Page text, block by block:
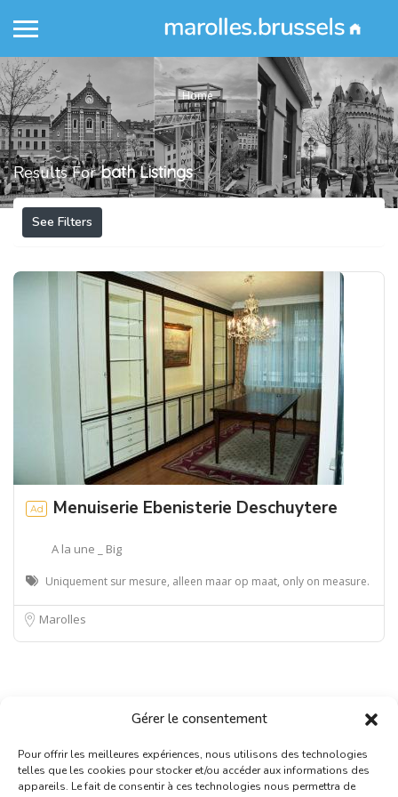
Gérer le consentement
Pour offrir les meilleures expériences, nous utilisons des technologies
telles que les cookies pour stocker et/ou accéder aux informations des
appareils. Le fait de consentir à ces technologies nous permettra de
Home
Results Forbath Listings
See Filters
Ad Menuiserie Ebenisterie Deschuytere
A la une _ Big
Uniquement sur mesure, alleen maar op maat, only on measure.
Marolles